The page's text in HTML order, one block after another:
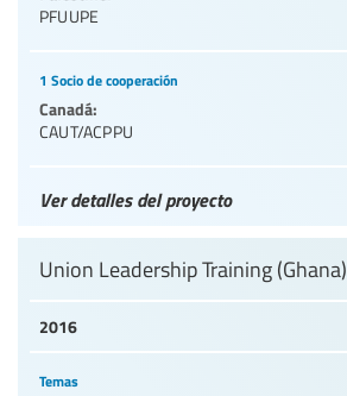
PFUUPE
1 Socio de cooperación
Canadá:
CAUT/ACPPU
Ver detalles del proyecto
2016
Union Leadership Training (Ghana)
Temas